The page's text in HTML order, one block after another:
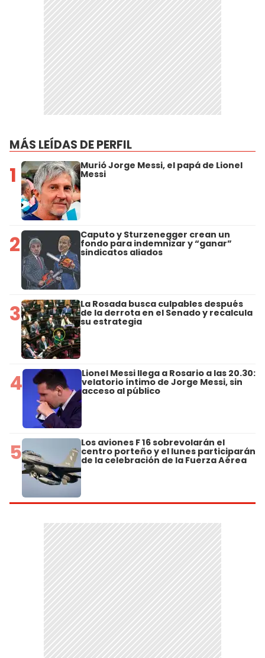
MÁS LEÍDAS DE PERFIL
1 Murió Jorge Messi, el papá de Lionel
Messi
2 Caputo y Sturzenegger crean un
fondo para indemnizar y “ganar”
sindicatos aliados
3 La Rosada busca culpables después
de la derrota en el Senado y recalcula
su estrategia
4 Lionel Messi llega a Rosario a las 20.30:
velatorio íntimo de Jorge Messi, sin
acceso al público
5 Los aviones F 16 sobrevolarán el
centro porteño y el lunes participarán
de la celebración de la Fuerza Aérea